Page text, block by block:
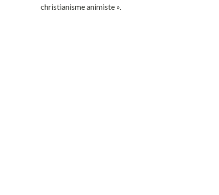
christianisme animiste ».